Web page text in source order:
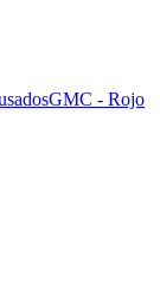
GMC - Rojo